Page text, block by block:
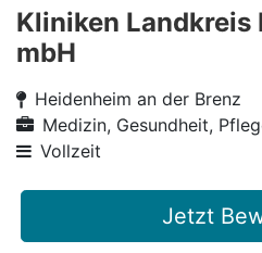
Kliniken Landkreis
mbH
Heidenheim an der Brenz
Medizin, Gesundheit,
Vollzeit
Jetzt